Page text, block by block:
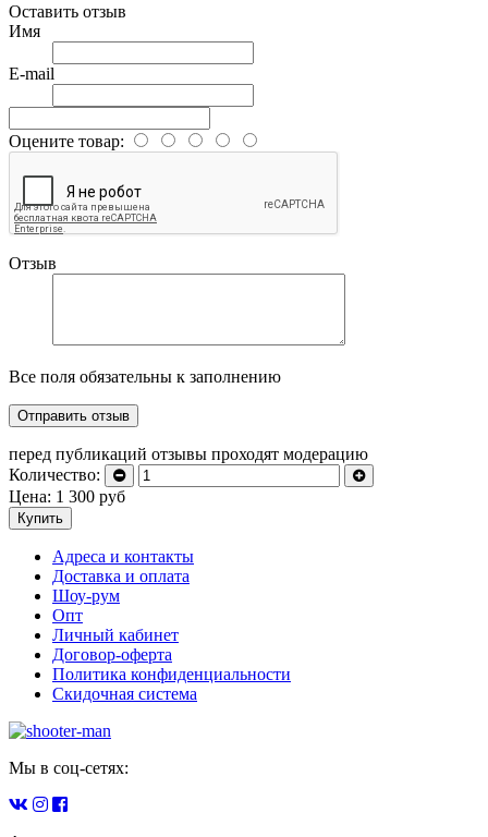
Оставить отзыв
Имя
E-mail
Оцените товар:
Отзыв
Все поля обязательны к заполнению
перед публикаций отзывы проходят модерацию
Количество:
Цена: 1 300 руб
Купить
Адреса и контакты
Доставка и оплата
Шоу-рум
Опт
Личный кабинет
Договор-оферта
Политика конфиденциальности
Скидочная система
Мы в соц-сетях: